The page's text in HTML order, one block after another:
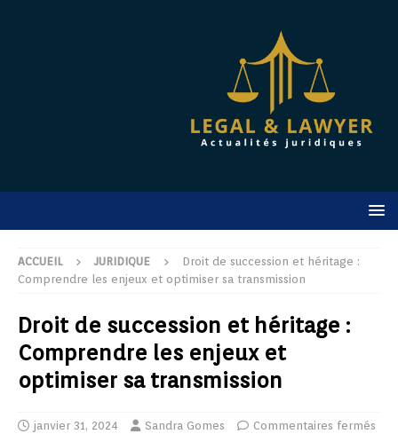
ACCUEIL JURIDIQUE
Droit de succession et héritage :
Comprendre les enjeux et optimiser sa transmission
Droit de succession et héritage :
Comprendre les enjeux et
optimiser sa transmission
janvier 31, 2024 Sandra Gomes Commentaires fermés